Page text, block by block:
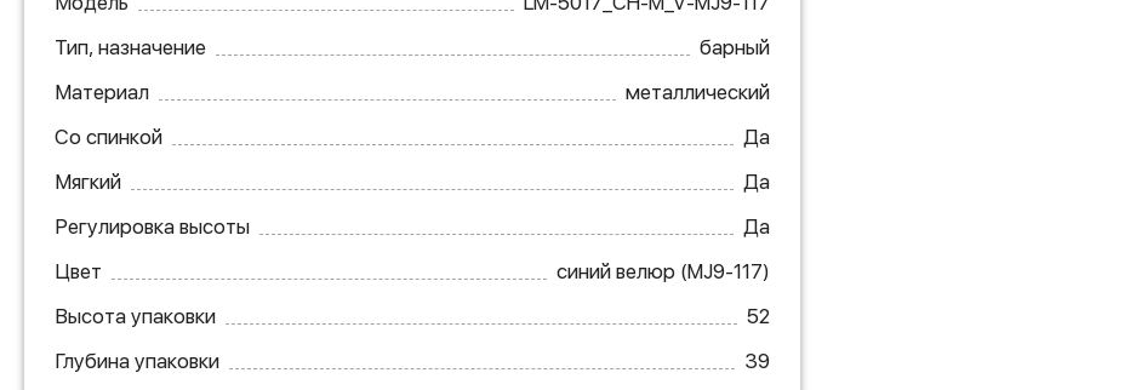
Тип, назначение
барный
Материал
металлический
Со спинкой
Да
Мягкий
Да
Регулировка высоты
Да
Цвет
синий велюр (MJ9-117)
Высота упаковки
52
Глубина упаковки
39